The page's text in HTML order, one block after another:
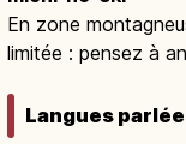
En zone
limitée : pensez à
Langues